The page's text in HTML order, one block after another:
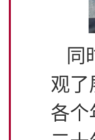
同
观了
各个